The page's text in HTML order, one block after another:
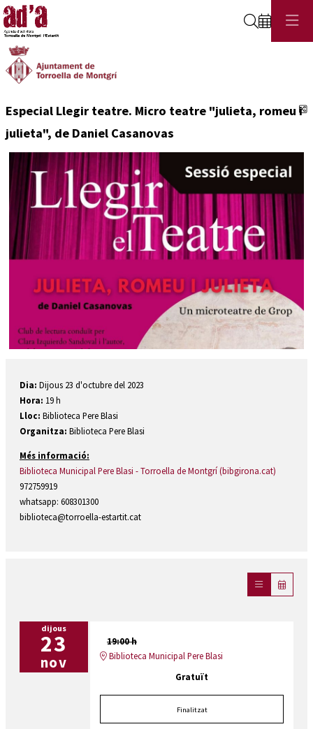
Cerca
Especial Llegir teatre. Micro teatre "julieta, romeu i
julieta", de Daniel Casanovas
Dia: Dijous 23 d'octubre del 2023
Hora: 19 h
Lloc: Biblioteca Pere Blasi
Organitza: Biblioteca Pere Blasi
Més informació:
Biblioteca Municipal Pere Blasi - Torroella de Montgrí (bibgirona.cat)
972759919
whatsapp: 608301300
biblioteca@torroella-estartit.cat
dijous
23
nov
19:00 h
Biblioteca Municipal Pere Blasi
Gratuït
Finalitzat